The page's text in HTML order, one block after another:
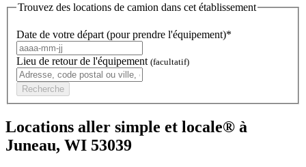
Trouvez des locations de camion dans cet établissement
Date de votre départ (pour prendre l'équipement)*
Lieu de retour de l'équipement (facultatif)
Recherche
Locations aller simple et locale® à
Juneau, WI 53039